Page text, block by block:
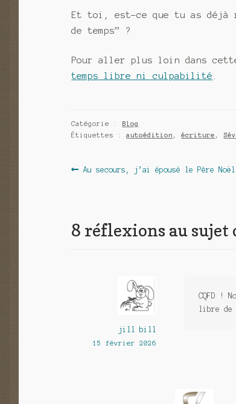
Et toi, est-ce que tu as déjà
de temps” ?
Pour aller plus loin dans
temps libre ni culpabilité
Catégorie :
Blog
Étiquettes :autoédition ,écriture ,
Navigation
Article
Au secours, j’ai épousé le Père
8 réflexions au sujet
jill bill
15 février 2026
CQFD !
libre